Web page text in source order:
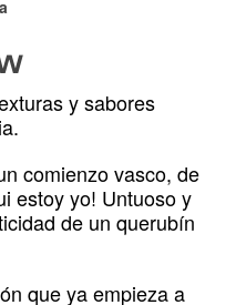
y sabores
comienzo vasco, de
estoy yo! Untuoso y
de un querubín
que ya empieza a